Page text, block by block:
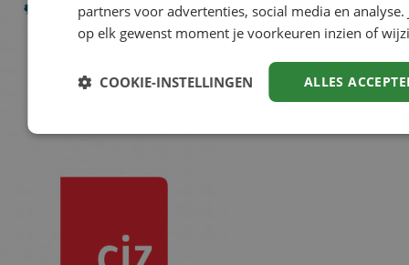
partners voor advertenties, social media en analyse.
op elk gewenst moment je voorkeuren inzien of
ALLES
COOKIE-INSTELLINGEN